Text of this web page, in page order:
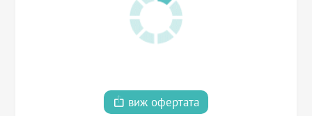
виж офертата